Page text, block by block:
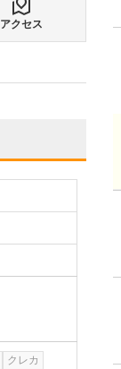
アクセス
クレカ